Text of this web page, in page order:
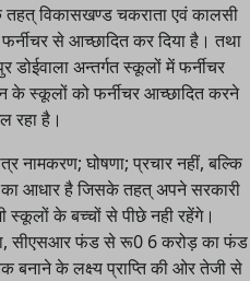
के तहत् विकासखण्ड चकराता एवं कालसी
से आच्छादित कर दिया है। तथा
अन्तर्गत स्कूलों में फर्नीचर
के स्कूलों को फर्नीचर आच्छादित करने
रहा है।
नामकरण; घोषणा; प्रचार नहीं, बल्कि
आधार है जिसके तहत् अपने सरकारी
के बच्चों से पीछे नही रहेंगे।
सीएसआर फंड से रू0 6 करोड़ का फंड
के लक्ष्य प्राप्ति की ओर तेजी से